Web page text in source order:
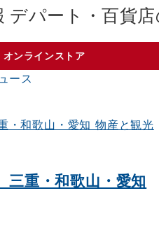
デパート・百貨
オンラインストア
ース
三重・和歌山・愛知